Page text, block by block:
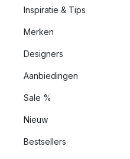
Inspiratie & Tips
Merken
Designers
Aanbiedingen
Sale %
Nieuw
Bestsellers